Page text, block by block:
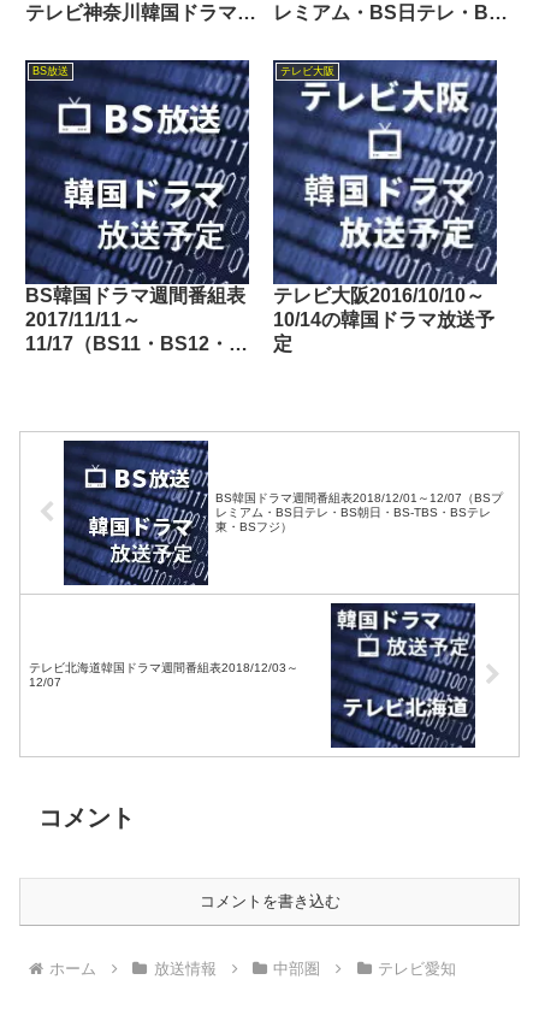
テレビ神奈川韓国ドラマ週
03/14
レミアム・BS日テレ・BS
東・BSフジ）
BS放送
BS韓国ドラマ週間番組表
2017/11/11～
11/17（BS11・BS12・
テレビ大阪
テレビ大阪2016/10/10～
10/14の韓国ドラマ放送予
定
BS韓国ドラマ週間番組表2018/12/01～12/07（BSプ
レミアム・BS日テレ・BS朝日・BS-TBS・BSテレ
東・BSフジ）
テレビ北海道韓国ドラマ週間番組表2018/12/03～
12/07
コメント
コメントを書き込む
ホーム 放送情報 中部圏 テレビ愛知